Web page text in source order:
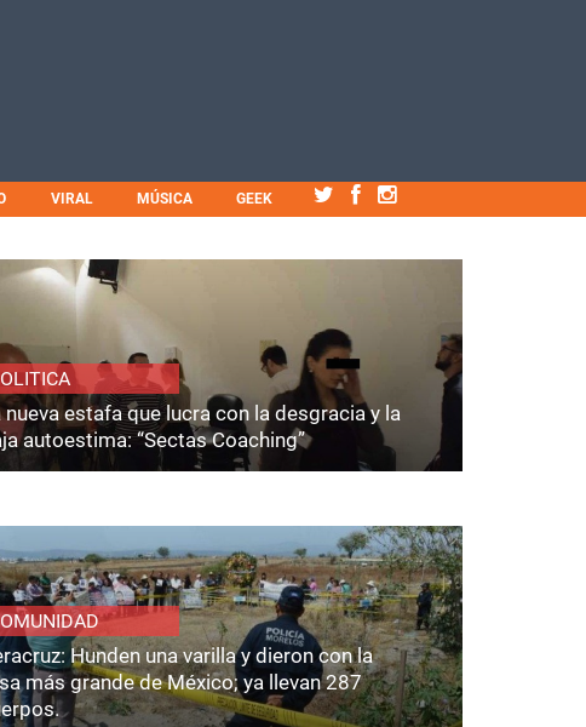
VIRAL MÚSICA GEEK
nueva estafa que lucra con la desgracia y la
autoestima: “Sectas Coaching”
Hunden una varilla y dieron con la
más grande de México; ya llevan 287